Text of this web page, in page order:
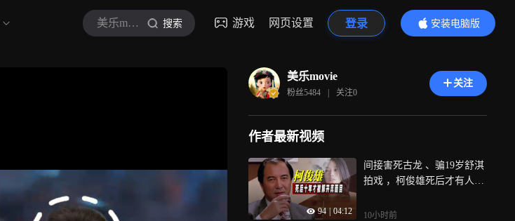
美乐movie 搜索 游戏 网页设置 登录
安装电脑版
内容更精彩
美乐movie
粉丝5484 | 关注0
关注
作者最新视频
94 04:12
间接害死古龙 、骗19岁舒淇
拍戏 ，柯俊雄死后才有人敢
10小时前